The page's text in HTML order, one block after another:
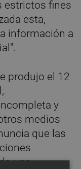
estrictos fines
esta,
información a
produjo el 12
y
medios
que las
una